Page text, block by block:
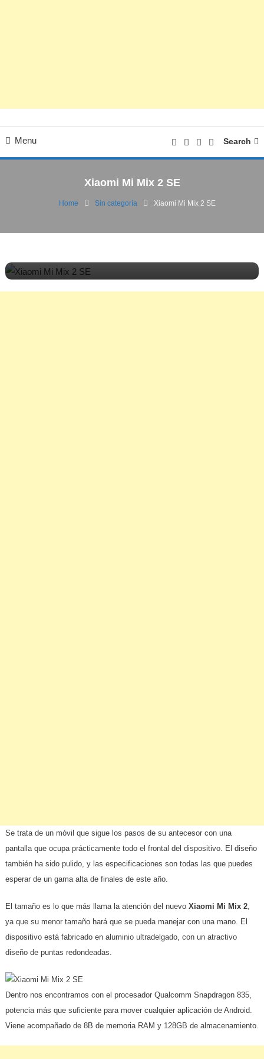
Menu Search
Xiaomi Mi Mix 2 SE
Home Sin categoría Xiaomi Mi Mix 2 SE
Se trata de un móvil que sigue los pasos de su antecesor con una
pantalla que ocupa prácticamente todo el frontal del dispositivo. El diseño
también ha sido pulido, y las especificaciones son todas las que puedes
esperar de un gama alta de finales de este año.
El tamaño es lo que más llama la atención del nuevo Xiaomi Mi Mix 2,
ya que su menor tamaño hará que se pueda manejar con una mano. El
dispositivo está fabricado en aluminio ultradelgado, con un atractivo
diseño de puntas redondeadas.
Dentro nos encontramos con el procesador Qualcomm Snapdragon 835,
potencia más que suficiente para mover cualquier aplicación de Android.
Viene acompañado de 8B de memoria RAM y 128GB de almacenamiento.